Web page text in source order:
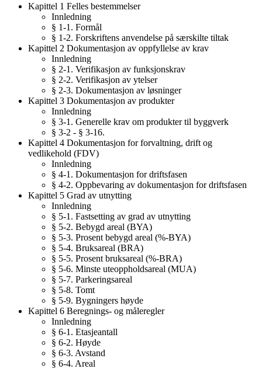
Kapittel 1 Felles bestemmelser
Innledning
§ 1-1. Formål
§ 1-2. Forskriftens anvendelse på særskilte tiltak
Kapittel 2 Dokumentasjon av oppfyllelse av krav
Innledning
§ 2-1. Verifikasjon av funksjonskrav
§ 2-2. Verifikasjon av ytelser
§ 2-3. Dokumentasjon av løsninger
Kapittel 3 Dokumentasjon av produkter
Innledning
§ 3-1. Generelle krav om produkter til byggverk
§ 3-2 - § 3-16.
Kapittel 4 Dokumentasjon for forvaltning, drift og
vedlikehold (FDV)
Innledning
§ 4-1. Dokumentasjon for driftsfasen
§ 4-2. Oppbevaring av dokumentasjon for driftsfasen
Kapittel 5 Grad av utnytting
Innledning
§ 5-1. Fastsetting av grad av utnytting
§ 5-2. Bebygd areal (BYA)
§ 5-3. Prosent bebygd areal (%-BYA)
§ 5-4. Bruksareal (BRA)
§ 5-5. Prosent bruksareal (%-BRA)
§ 5-6. Minste uteoppholdsareal (MUA)
§ 5-7. Parkeringsareal
§ 5-8. Tomt
§ 5-9. Bygningers høyde
Kapittel 6 Beregnings- og måleregler
Innledning
§ 6-1. Etasjeantall
§ 6-2. Høyde
§ 6-3. Avstand
§ 6-4. Areal